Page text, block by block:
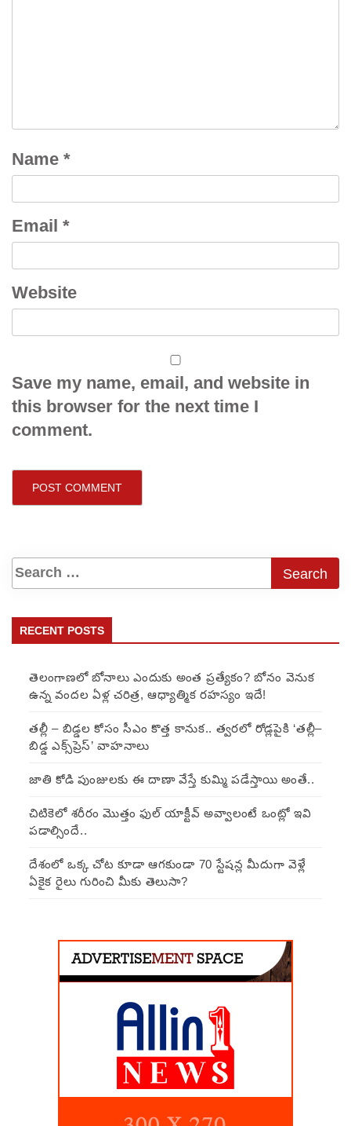
Name *
Email *
Website
Save my name, email, and website in
this browser for the next time I
comment.
RECENT POSTS
తెలంగాణలో బోనాలు ఎందుకు అంత ప్రత్యేకం? బోనం వెనుక
ఉన్న వందల ఏళ్ల చరిత్ర, ఆధ్యాత్మిక రహస్యం ఇదే!
తల్లీ – బిడ్డల కోసం సీఎం కొత్త కానుక.. త్వరలో రోడ్లపైకి ‘తల్లీ–
బిడ్డ ఎక్స్‌ప్రెస్’ వాహనాలు
జాతి కోడి పుంజులకు ఈ దాణా వేస్తే కుమ్మి పడేస్తాయి అంతే..
చిటికెలో శరీరం మొత్తం ఫుల్ యాక్టీవ్ అవ్వాలంటే ఒంట్లో ఇవి
పడాల్సిందే..
దేశంలో ఒక్క చోట కూడా ఆగకుండా 70 స్టేషన్ల మీదుగా వెళ్లే
ఏకైక రైలు గురించి మీకు తెలుసా?